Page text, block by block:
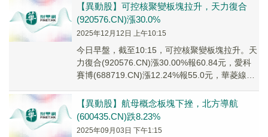
【異動股】可控核聚變板塊拉升，天力復合
(920576.CN)漲30.0%
2025年12月12日 上午10:15
今日早盤，截至10:15，可控核聚變板塊拉升。天
力復合(920576.CN)漲30.00%報60.84元，愛科
賽博(688719.CN)漲12.24%報55.0元，華菱線纜
【異動股】航母概念板塊下挫，北方導航
(600435.CN)跌8.23%
2025年09月03日 下午1:15